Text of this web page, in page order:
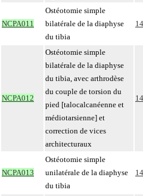
NCPA011
Ostéotomie simple
bilatérale de la diaphyse
du tibia
NCPA012
Ostéotomie simple
bilatérale de la diaphyse
du tibia, avec arthrodèse
du couple de torsion du
pied [talocalcanéenne et
médiotarsienne] et
correction de vices
architecturaux
NCPA013
Ostéotomie simple
unilatérale de la diaphyse
du tibia